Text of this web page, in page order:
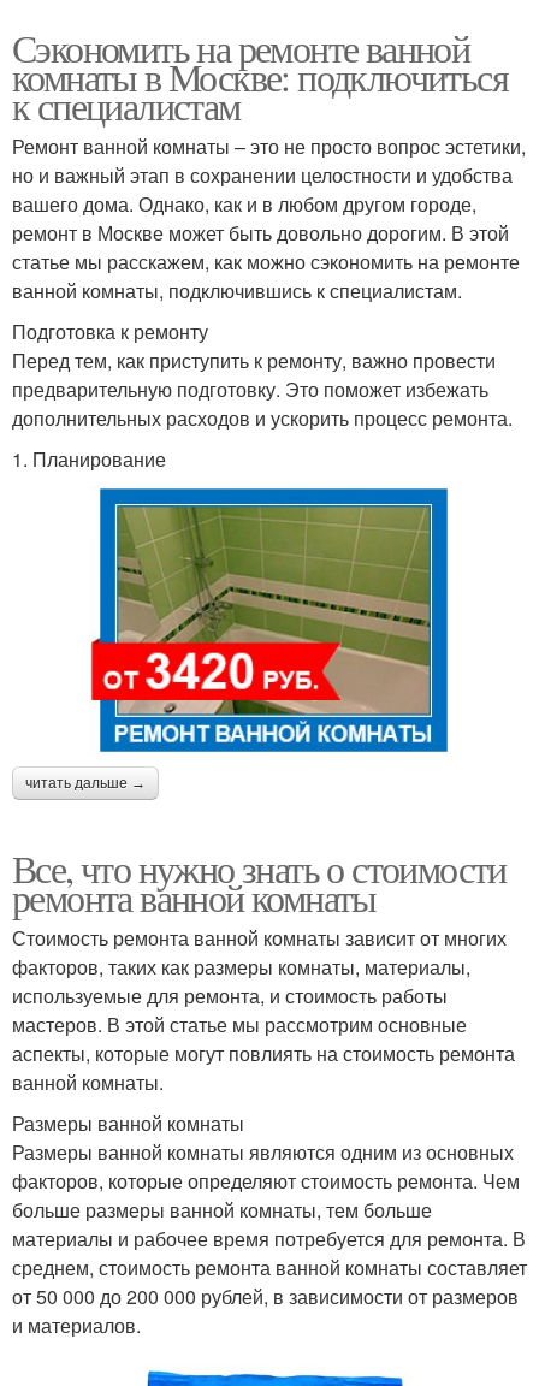
Сэкономить на ремонте ванной
комнаты в Москве: подключиться
к специалистам
Ремонт ванной комнаты – это не просто вопрос эстетики,
но и важный этап в сохранении целостности и удобства
вашего дома. Однако, как и в любом другом городе,
ремонт в Москве может быть довольно дорогим. В этой
статье мы расскажем, как можно сэкономить на ремонте
ванной комнаты, подключившись к специалистам.
Подготовка к ремонту
Перед тем, как приступить к ремонту, важно провести
предварительную подготовку. Это поможет избежать
дополнительных расходов и ускорить процесс ремонта.
1. Планирование
читать дальше →
Все, что нужно знать о стоимости
ремонта ванной комнаты
Стоимость ремонта ванной комнаты зависит от многих
факторов, таких как размеры комнаты, материалы,
используемые для ремонта, и стоимость работы
мастеров. В этой статье мы рассмотрим основные
аспекты, которые могут повлиять на стоимость ремонта
ванной комнаты.
Размеры ванной комнаты
Размеры ванной комнаты являются одним из основных
факторов, которые определяют стоимость ремонта. Чем
больше размеры ванной комнаты, тем больше
материалы и рабочее время потребуется для ремонта. В
среднем, стоимость ремонта ванной комнаты составляет
от 50 000 до 200 000 рублей, в зависимости от размеров
и материалов.